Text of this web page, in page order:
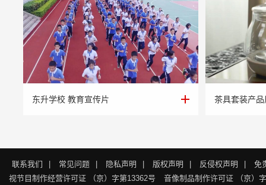
东升学校 教育宣传片
东升学校 教育宣传片 茶具套装产
茶具套装产
联系我们 常见问题 隐私声明 版权声明 反侵权声明
免
视节目制作经营许可证 （京）字第13362号
音像制品制作许可证 （京）